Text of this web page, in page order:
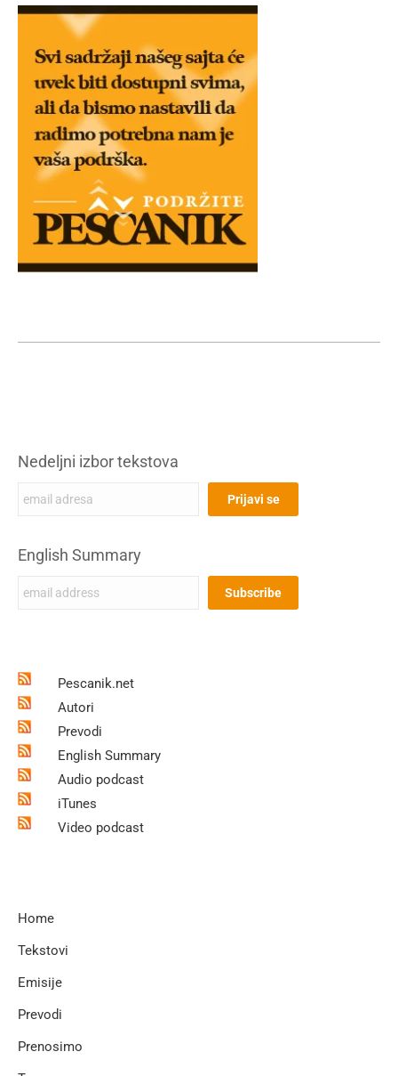
Nedeljni izbor tekstova
English Summary
Pescanik.net
Autori
Prevodi
English Summary
Audio podcast
iTunes
Video podcast
Home
Tekstovi
Emisije
Prevodi
Prenosimo